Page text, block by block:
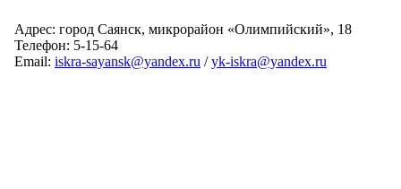
Адрес: город Саянск, микрорайон «Олимпийский», 18
Телефон: 5-15-64
Email: iskra-sayansk@yandex.ru /yk-iskra@yandex.ru